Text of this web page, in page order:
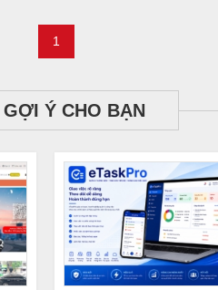
1
GỢI Ý CHO BẠN